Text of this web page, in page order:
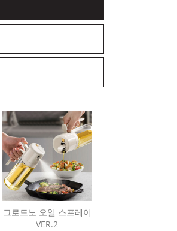
그로드노 오일 스프레이
VER.2